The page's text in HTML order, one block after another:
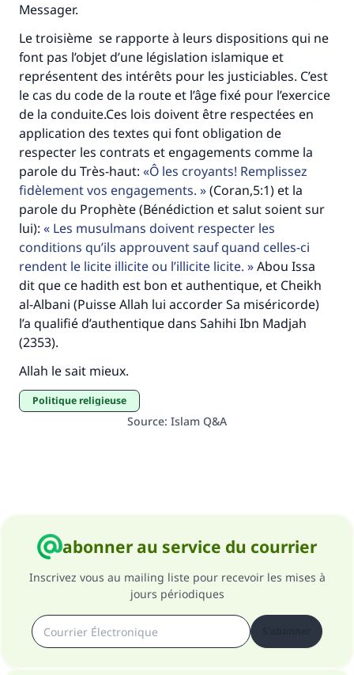
Messager.
Le troisième se rapporte à leurs dispositions qui ne
font pas l’objet d’une législation islamique et
représentent des intérêts pour les justiciables. C’est
le cas du code de la route et l’âge fixé pour l’exercice
de la conduite.Ces lois doivent être respectées en
application des textes qui font obligation de
respecter les contrats et engagements comme la
parole du Très-haut:
Ô les croyants! Remplissez
fidèlement vos engagements.
(Coran,5:1) et la
parole du Prophète (Bénédiction et salut soient sur
lui):
Les musulmans doivent respecter les
conditions qu’ils approuvent sauf quand celles-ci
rendent le licite illicite ou l’illicite licite.
Abou Issa
dit que ce hadith est bon et authentique, et Cheikh
al-Albani (Puisse Allah lui accorder Sa miséricorde)
l’a qualifié d’authentique dans Sahihi Ibn Madjah
(2353).
Allah le sait mieux.
Politique religieuse
Source: Islam Q&A
abonner au service du courrier
Inscrivez vous au mailing liste pour recevoir les mises à
jours périodiques
Faites une différence dans la vie de
millions de personnes grâce à votre
contribution
Aidez nous à apporter des réponses.
Le Messager d'Allah (Paix sur lui) a dit:
"Celui qui indique une bonne action obtient la
même récompense que celui qui le fait."
(MOUSLIM 1893)
Soutenez IslamQA